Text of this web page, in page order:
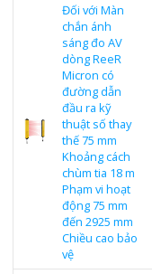
Đối với Màn
chắn ánh
sáng đo AV
dòng ReeR
Micron có
đường dẫn
đầu ra kỹ
thuật số thay
thế 75 mm
Khoảng cách
chùm tia 18 m
Phạm vi hoạt
động 75 mm
đến 2925 mm
Chiều cao bảo
vệ